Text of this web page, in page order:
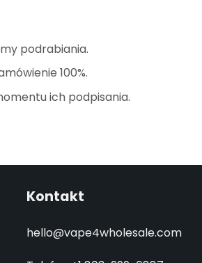
podrabiania.
100%.
ich podpisania.
Kontakt
hello@vape4wholesale.com